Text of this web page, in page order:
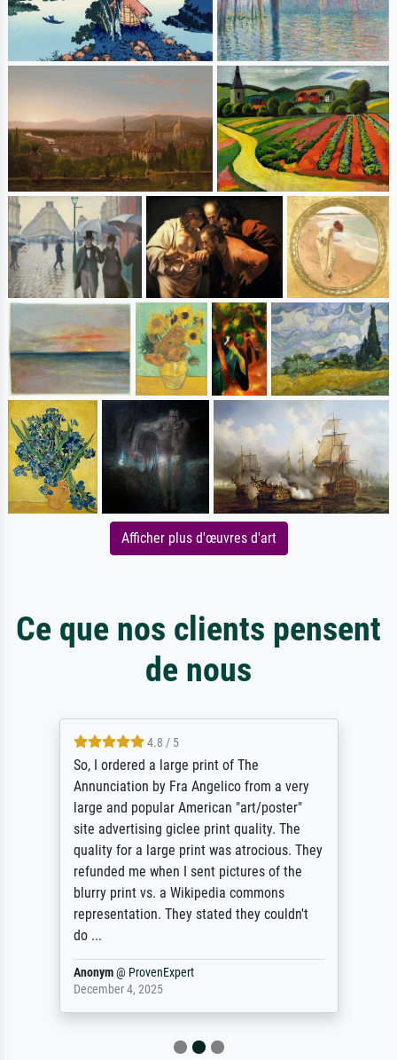
Afficher plus d'œuvres d'art
Ce que nos clients pensent
de nous
4.8 / 5
So, I ordered a large print of The
Annunciation by Fra Angelico from a very
large and popular American "art/poster"
site advertising giclee print quality. The
quality for a large print was atrocious. They
refunded me when I sent pictures of the
blurry print vs. a Wikipedia commons
representation. They stated they couldn't
do ...
Anonym@ ProvenExpert
December 4, 2025